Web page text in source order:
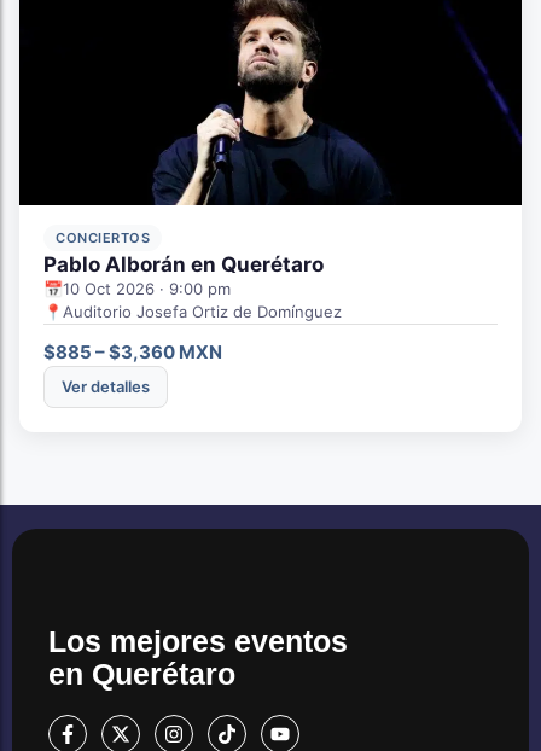
CONCIERTOS
Pablo Alborán en Querétaro
📅10 Oct 2026 · 9:00 pm
📍 Auditorio Josefa Ortiz de Domínguez
$885 – $3,360 MXN
Ver detalles
Los mejores eventos
en Querétaro